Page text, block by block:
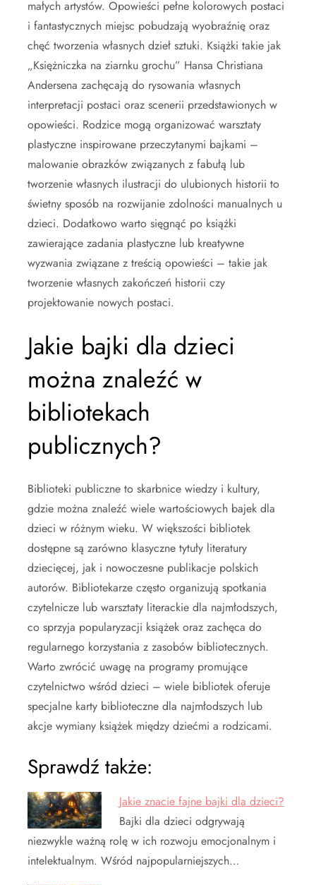
małych artystów. Opowieści pełne kolorowych postaci
i fantastycznych miejsc pobudzają wyobraźnię oraz
chęć tworzenia własnych dzieł sztuki. Książki takie jak
„Księżniczka na ziarnku grochu” Hansa Christiana
Andersena zachęcają do rysowania własnych
interpretacji postaci oraz scenerii przedstawionych w
opowieści. Rodzice mogą organizować warsztaty
plastyczne inspirowane przeczytanymi bajkami –
malowanie obrazków związanych z fabułą lub
tworzenie własnych ilustracji do ulubionych historii to
świetny sposób na rozwijanie zdolności manualnych u
dzieci. Dodatkowo warto sięgnąć po książki
zawierające zadania plastyczne lub kreatywne
wyzwania związane z treścią opowieści – takie jak
tworzenie własnych zakończeń historii czy
projektowanie nowych postaci.
Jakie bajki dla dzieci
można znaleźć w
bibliotekach
publicznych?
Biblioteki publiczne to skarbnice wiedzy i kultury,
gdzie można znaleźć wiele wartościowych bajek dla
dzieci w różnym wieku. W większości bibliotek
dostępne są zarówno klasyczne tytuły literatury
dziecięcej, jak i nowoczesne publikacje polskich
autorów. Bibliotekarze często organizują spotkania
czytelnicze lub warsztaty literackie dla najmłodszych,
co sprzyja popularyzacji książek oraz zachęca do
regularnego korzystania z zasobów bibliotecznych.
Warto zwrócić uwagę na programy promujące
czytelnictwo wśród dzieci – wiele bibliotek oferuje
specjalne karty biblioteczne dla najmłodszych lub
akcje wymiany książek między dziećmi a rodzicami.
Sprawdź także:
Jakie znacie fajne bajki dla dzieci?
Bajki dla dzieci odgrywają
niezwykle ważną rolę w ich rozwoju emocjonalnym i
intelektualnym. Wśród najpopularniejszych…